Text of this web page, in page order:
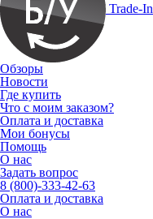
Trade-In
Обзоры
Новости
Где купить
Что с моим заказом?
Оплата и доставка
Мои бонусы
Помощь
О нас
Задать вопрос
8 (800)-333-42-63
Оплата и доставка
О нас